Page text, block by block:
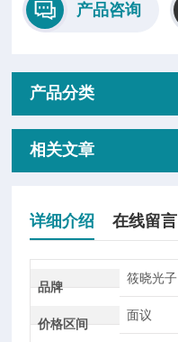
产品咨询
产品分类
相关文章
详细介绍 在线留言
品牌
筱晓光子
价格区间
面议